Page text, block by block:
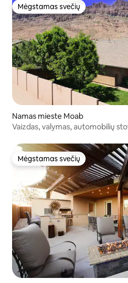
Mėgstamas svečių
Mėgstamas svečių
Namas mieste Moab
Vaizdas, valymas, automobilių
Mėgstamas svečių
Mėgstamas svečių